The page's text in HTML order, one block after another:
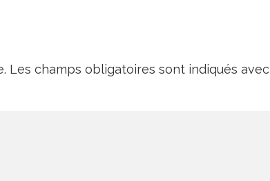
Les champs obligatoires sont indiqués avec